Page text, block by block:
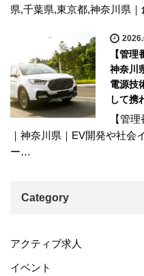
県,千葉県,東京都,神奈川県
【管
神奈川
電源技
して携
【管
｜神奈川県｜EV開発や社会
ー…
Category
アクティブ求人
イベント